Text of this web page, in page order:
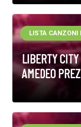
LIBERTY CITY
AMEDEO
LISTA CANZONI